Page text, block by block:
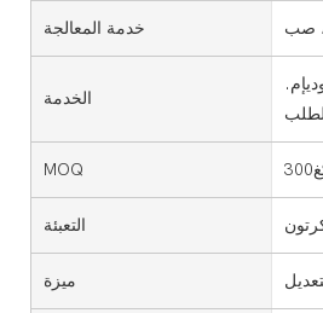
خدمة المعالجة صب
الخدمة
MOQ
التعبئة
ميزة